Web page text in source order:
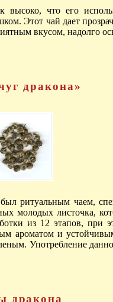
что его
Этот чай дает
вкусом, надолго
дракона»
ритуальным чаем,
молодых листочка,
из 12 этапов, при
ароматом и
Употребление
дракона